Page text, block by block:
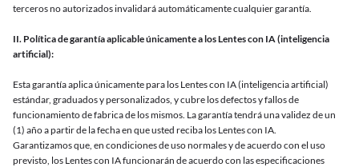
terceros no autorizados invalidará automáticamente cualquier garantía.
II. Política de garantía aplicable únicamente a los Lentes con IA (inteligencia
artificial):
Esta garantía aplica únicamente para los Lentes con IA (inteligencia artificial)
estándar, graduados y personalizados, y cubre los defectos y fallos de
funcionamiento de fabrica de los mismos. La garantía tendrá una validez de un
(1) año a partir de la fecha en que usted reciba los Lentes con IA.
Garantizamos que, en condiciones de uso normales y de acuerdo con el uso
previsto, los Lentes con IA funcionarán de acuerdo con las especificaciones